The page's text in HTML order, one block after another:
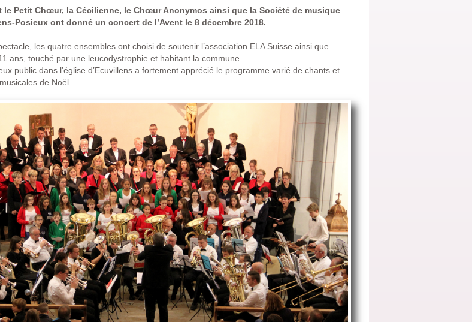
le Petit Chœur, la Cécilienne, le Chœur Anonymos ainsi que la Société de musique
Posieux ont donné un concert de l’Avent le 8 décembre 2018.
les quatre ensembles ont choisi de soutenir l’association ELA Suisse ainsi que
ans, touché par une leucodystrophie et habitant la commune.
public dans l’église d’Ecuvillens a fortement apprécié le programme varié de chants et
de Noël.